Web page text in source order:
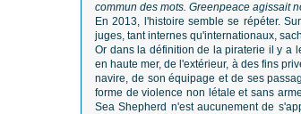
commun des mots. Greenpeace agissait
En 2013, l'histoire semble se répéter.
juges, tant internes qu'internationaux,
Or dans la définition de la piraterie il y a
en haute mer, de l'extérieur, à des fins
navire, de son équipage et de ses
forme de violence non létale et sans
Sea Shepherd n'est aucunement de